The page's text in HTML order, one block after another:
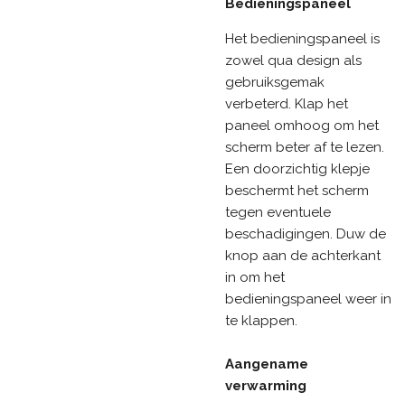
Bedieningspaneel
Het bedieningspaneel is
zowel qua design als
gebruiksgemak
verbeterd. Klap het
paneel omhoog om het
scherm beter af te lezen.
Een doorzichtig klepje
beschermt het scherm
tegen eventuele
beschadigingen. Duw de
knop aan de achterkant
in om het
bedieningspaneel weer in
te klappen.
Aangename
verwarming